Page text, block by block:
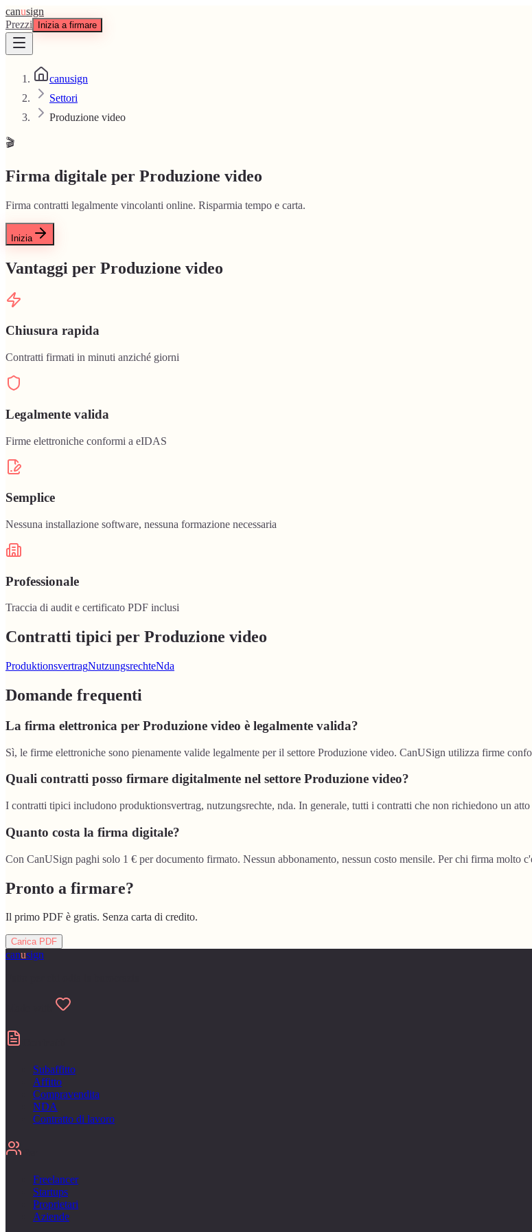
canusign
Prezzi
Inizia a firmare
canusign
Settori
Produzione video
🎬
Firma digitale per Produzione video
Firma contratti legalmente vincolanti online. Risparmia tempo e carta.
Inizia
Vantaggi per Produzione video
Chiusura rapida
Contratti firmati in minuti anziché giorni
Legalmente valida
Firme elettroniche conformi a eIDAS
Semplice
Nessuna installazione software, nessuna formazione necessaria
Professionale
Traccia di audit e certificato PDF inclusi
Contratti tipici per Produzione video
ProduktionsvertragNutzungsrechteNda
Domande frequenti
La firma elettronica per Produzione video è legalmente valida?
Sì, le firme elettroniche sono pienamente valide legalmente per il settore Produzione video. CanUSign utilizza firme
Quali contratti posso firmare digitalmente nel settore Produzione video?
I contratti tipici includono produktionsvertrag, nutzungsrechte, nda. In generale, tutti i contratti che non richiedono un
Quanto costa la firma digitale?
Con CanUSign paghi solo 1 € per documento firmato. Nessun abbonamento, nessun costo mensile. Per chi firma molto
Pronto a firmare?
Il primo PDF è gratis. Senza carta di credito.
Carica PDF
canusign
Subaffitto
Affitto
Compravendita
NDA
Contratto di lavoro
Freelancer
Startups
Proprietari
Aziende